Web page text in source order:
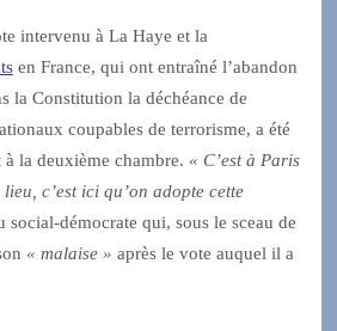
intervenu à La Haye et la
en France, qui ont entraîné l’abandon
la Constitution la déchéance de
coupables de terrorisme, a été
la deuxième chambre. « C’est à Paris
c’est ici qu’on adopte cette
social-démocrate qui, sous le sceau de
« malaise » après le vote auquel il a